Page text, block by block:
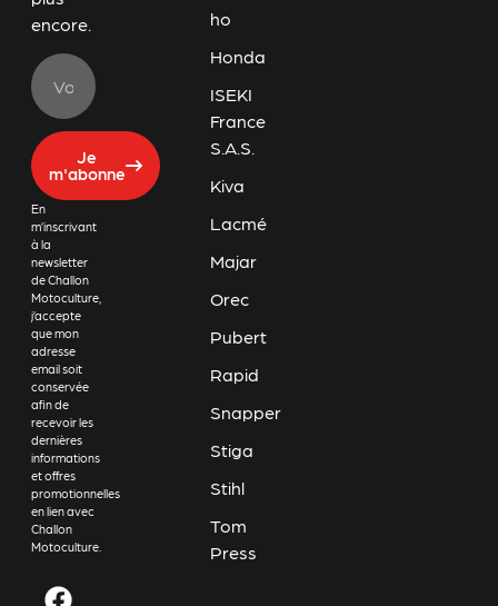
encore.
Je
m'abonne
En
m’inscrivant
à la
newsletter
de Challon
Motoculture,
j’accepte
que mon
adresse
email soit
conservée
afin de
recevoir les
dernières
informations
et offres
promotionnelles
en lien avec
Challon
Motoculture.
ho
Honda
ISEKI
France
S.A.S.
Kiva
Lacmé
Majar
Orec
Pubert
Rapid
Snapper
Stiga
Stihl
Tom
Press